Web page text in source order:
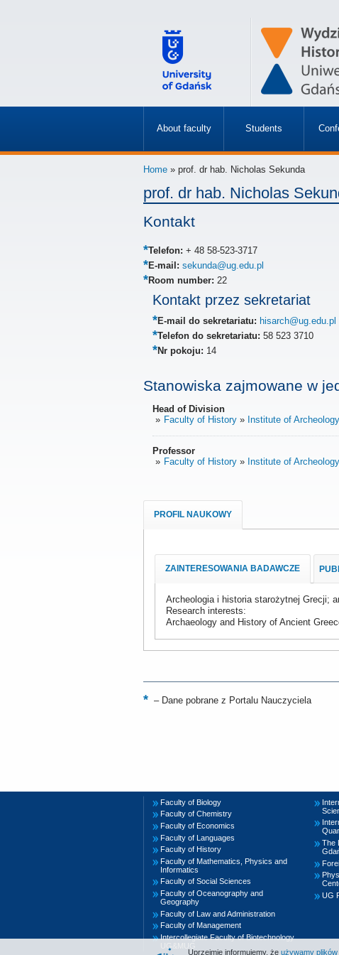
About faculty
»
Students
»
Home » prof. dr hab. Nicholas Sekunda
prof. dr hab. Nicholas
Kontakt
Telefon: + 48 58-523-3717
E-mail: sekunda@ug.edu.pl
Room number: 22
Kontakt przez sekretariat
E-mail do sekretariatu: hisarch@ug.edu.pl
Telefon do sekretariatu: 58 523 3710
Nr pokoju: 14
Stanowiska zajmowane w
Head of Division
Faculty of History
Institute of
Professor
Faculty of History
Institute of
PROFIL NAUKOWY
ZAINTERESOWANIA BADAWCZE
Archeologia i historia starożytnej Grecji;
Research interests:
Archaeology and History of Ancient
–Dane pobrane z Portalu Nauczyciela
Faculty of Biology
Faculty of Chemistry
Faculty of Economics
Faculty of Languages
Faculty of History
Faculty of Mathematics, Physics and
Informatics
Faculty of Social Sciences
Faculty of Oceanography and
Geography
Faculty of Law and Administration
Faculty of Management
Intercollegiate Faculty of Biotechnology
UG&MUG
The
UG
Uprzejmie informujemy, że używamy